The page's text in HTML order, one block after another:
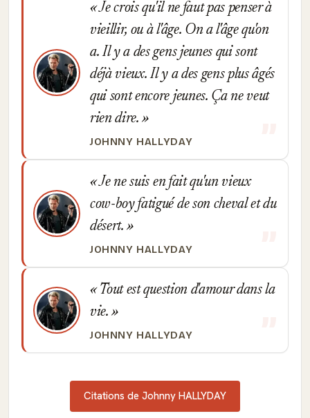
Je crois qu'il ne faut pas penser à
vieillir, ou à l'âge. On a l'âge qu'on
a. Il y a des gens jeunes qui sont
déjà vieux. Il y a des gens plus âgés
qui sont encore jeunes. Ça ne veut
rien dire.
JOHNNY HALLYDAY
Je ne suis en fait qu'un vieux
cow-boy fatigué de son cheval et du
désert.
JOHNNY HALLYDAY
Tout est ques­tion d'amour dans la
vie.
JOHNNY HALLYDAY
Citations de Johnny HALLYDAY